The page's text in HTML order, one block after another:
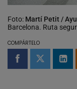
Foto: Martí Petit /
Barcelona. Ruta
COMPÁRTELO
Compartir en